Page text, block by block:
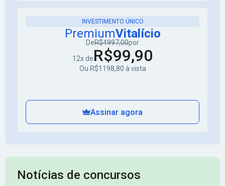
INVESTIMENTO ÚNICO
PremiumVitalício
DeR$4997,00por
12x deR$99,90
Ou R$1198,80 à vista
Assinar agora
Notícias de concursos